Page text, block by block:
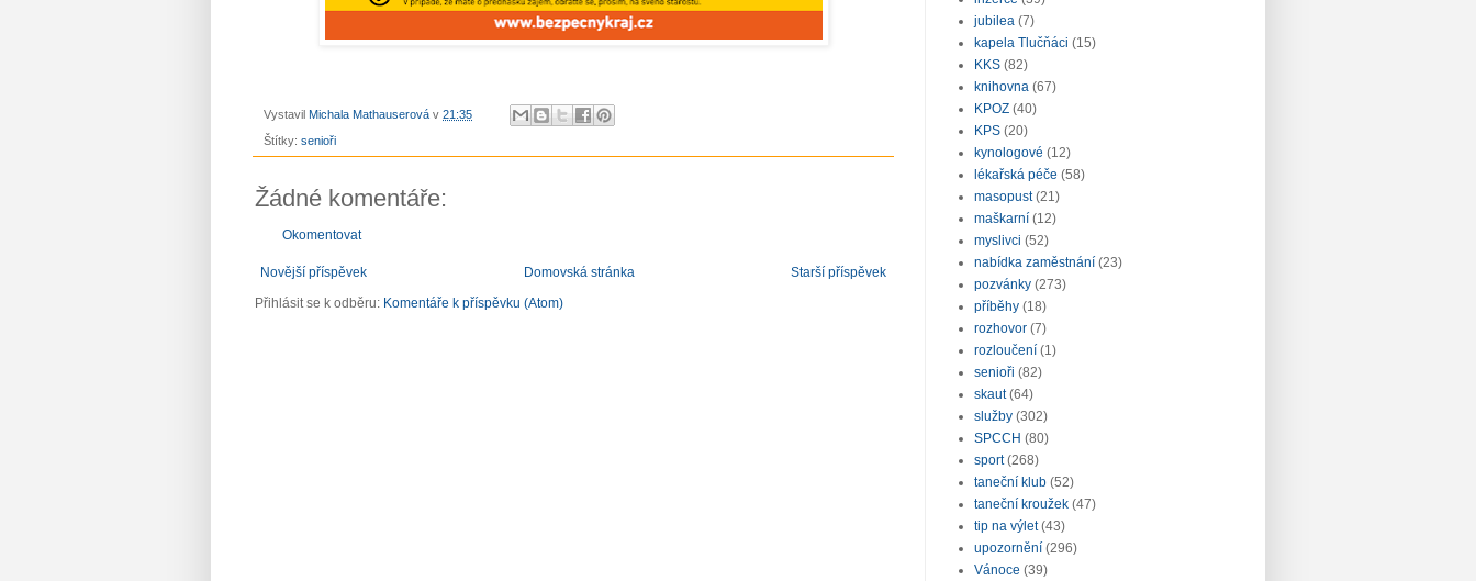
Vystavil Michala Mathauserová v 21:35
Štítky: senioři
Žádné komentáře:
Okomentovat
Novější příspěvek Starší příspěvek
Domovská stránka
Přihlásit se k odběru: Komentáře k příspěvku (Atom)
jubilea (7)
kapela Tlučňáci (15)
KKS (82)
knihovna (67)
KPOZ (40)
KPS (20)
kynologové (12)
lékařská péče (58)
masopust (21)
maškarní (12)
myslivci (52)
nabídka zaměstnání (23)
pozvánky (273)
příběhy (18)
rozhovor (7)
rozloučení (1)
senioři (82)
skaut (64)
služby (302)
SPCCH (80)
sport (268)
taneční klub (52)
taneční kroužek (47)
tip na výlet (43)
upozornění (296)
Vánoce (39)